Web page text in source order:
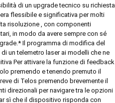
di un upgrade tecnico su richiesta
flessibile e significativa per molti
risoluzione , con componenti
in modo da avere sempre con sé
Il programma di modifica del
un telemetro laser ai modelli che ne
Per attivare la funzione di feedback
premendo e tenendo premuto il
di Telos premendo brevemente il
direzionali per navigare tra le opzioni
sì che il dispositivo risponda con